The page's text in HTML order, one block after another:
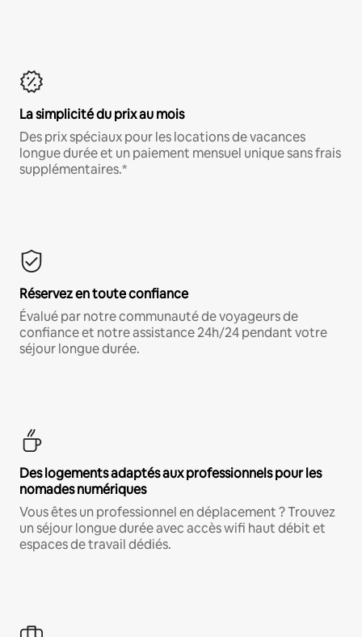
La simplicité du prix au mois
Des prix spéciaux pour les locations de vacances
longue durée et un paiement mensuel unique sans frais
supplémentaires.*
Réservez en toute confiance
Évalué par notre communauté de voyageurs de
confiance et notre assistance 24h/24 pendant votre
séjour longue durée.
Des logements adaptés aux professionnels pour les
nomades numériques
Vous êtes un professionnel en déplacement ? Trouvez
un séjour longue durée avec accès wifi haut débit et
espaces de travail dédiés.